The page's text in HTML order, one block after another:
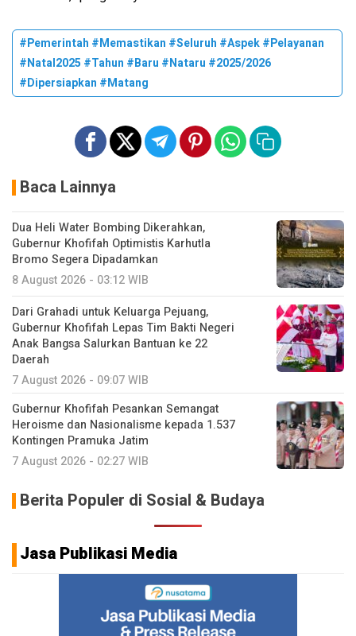
#Pemerintah #Memastikan #Seluruh #Aspek #Pelayanan
#Natal2025 #Tahun #Baru #Nataru #2025/2026
#Dipersiapkan #Matang
Baca Lainnya
Dua Heli Water Bombing Dikerahkan,
Gubernur Khofifah Optimistis Karhutla
Bromo Segera Dipadamkan
8 August 2026 - 03:12 WIB
Dari Grahadi untuk Keluarga Pejuang,
Gubernur Khofifah Lepas Tim Bakti Negeri
Anak Bangsa Salurkan Bantuan ke 22
Daerah
7 August 2026 - 09:07 WIB
Gubernur Khofifah Pesankan Semangat
Heroisme dan Nasionalisme kepada 1.537
Kontingen Pramuka Jatim
7 August 2026 - 02:27 WIB
Berita Populer di Sosial & Budaya
Jasa Publikasi Media